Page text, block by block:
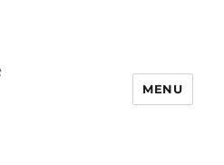
MENU